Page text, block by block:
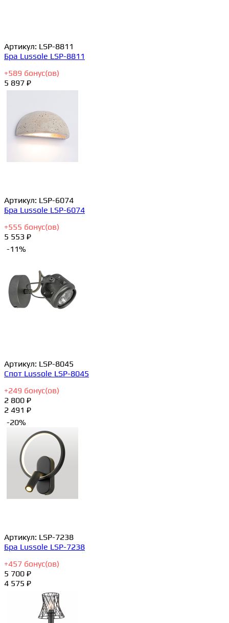
Артикул: LSP-8811
Бра Lussole LSP-8811
+589 бонус(ов)
5 897 ₽
Артикул: LSP-6074
Бра Lussole LSP-6074
+555 бонус(ов)
5 553 ₽
-11%
Артикул: LSP-8045
Спот Lussole LSP-8045
+249 бонус(ов)
2 800 ₽
2 491 ₽
-20%
Артикул: LSP-7238
Бра Lussole LSP-7238
+457 бонус(ов)
5 700 ₽
4 575 ₽